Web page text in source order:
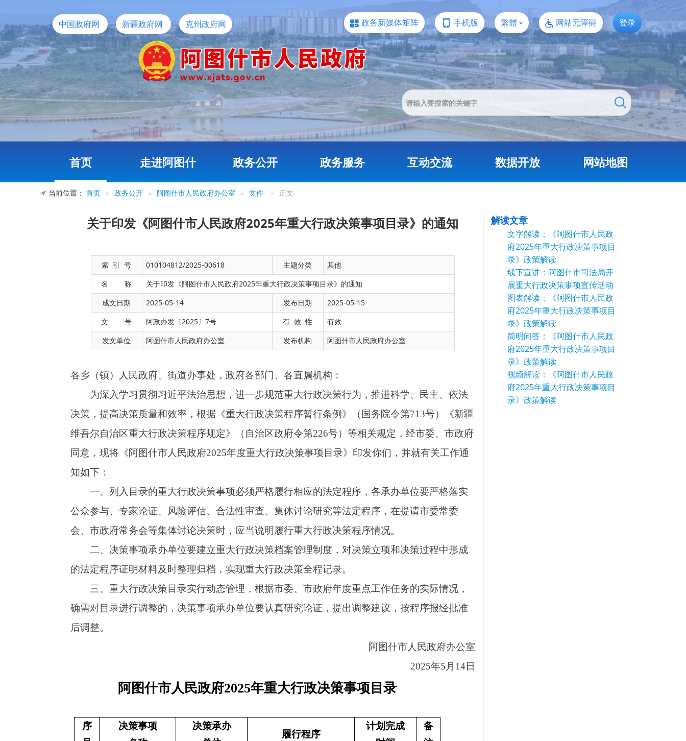
中国政府网 新疆政府网 克州政府网 政务新媒体矩阵 手机版 繁體 网站无障碍 登录
首页 走进阿图什 政务公开 政务服务 互动交流 数据开放 网站地图
当前位置： 首页 » 政务公开 » 阿图什市人民政府办公室 » 文件 » 正文
关于印发《阿图什市人民政府2025年重大行政决策事项目录》的通知
索 引 号 010104812/2025-00618 主题分类
其他
名 称
关于印发《阿图什市人民政府2025年重大行政决策事项目录》的通知
成文日期
2025-05-14 发布日期
2025-05-15
文 号
阿政办发〔2025〕7号 有 效 性
有效
发文单位
阿图什市人民政府办公室 发布机构 阿图什市人民政府办公室
各乡（镇）人民政府、街道办事处，政府各部门、各直属机构：
为深入学习贯彻习近平法治思想，进一步规范重大行政决策行为，推进科学、民主、依法
决策，提高决策质量和效率，根据《重大行政决策程序暂行条例》（国务院令第713号）《新疆
同意，现将《阿图什市人民政府2025年度重大行政决策事项目录》印发你们，并就有关工作通
知如下：
一、列入目录的重大行政决策事项必须严格履行相应的法定程序，各承办单位要严格落实
二、决策事项承办单位要建立重大行政决策档案管理制度，对决策立项和决策过程中形成
的法定程序证明材料及时整理归档，实现重大行政决策全程记录。
三、重大行政决策目录实行动态管理，根据市委、市政府年度重点工作任务的实际情况，
确需对目录进行调整的，决策事项承办单位要认真研究论证，提出调整建议，按程序报经批准
2025年5月14日
阿图什市人民政府2025年重大行政决策事项目录
序
决策事项
决策承办
履行程序
计划完成
备
划定阿图什市
燃区
克州生态环境
公众参与、专家论证、
查、集体讨论决定和公
布、执行和调整
第二季度
解读文章
文字解读：《阿图什市人民政
府2025年重大行政决策事项目
录》政策解读
线下宣讲：阿图什市司法局开
展重大行政决策事项宣传活动
图表解读：《阿图什市人民政
府2025年重大行政决策事项目
录》政策解读
简明问答：《阿图什市人民政
府2025年重大行政决策事项目
录》政策解读
视频解读：《阿图什市人民政
府2025年重大行政决策事项目
录》政策解读